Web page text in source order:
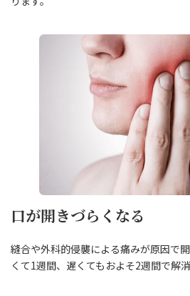
口が開きづらくなる
縫合や外科的侵襲による痛みが原因で
くて1週間、遅くてもおよそ2週間で解消